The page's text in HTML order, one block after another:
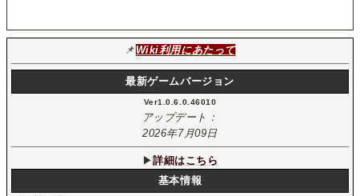
📌 Wiki利用にあたって
最新ゲームバージョン
Ver1.0.6.0.46010
アップデート：
2026年7月09日
▶詳細はこちら
基本情報